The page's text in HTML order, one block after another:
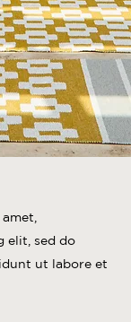
elit, sed do
ut labore et